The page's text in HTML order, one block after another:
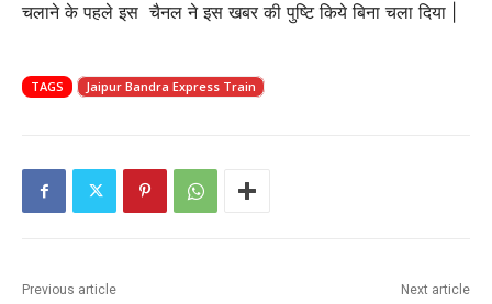
चलाने के पहले इस चैनल ने इस खबर की पुष्टि किये बिना चला दिया |
TAGS Jaipur Bandra Express Train
Previous article Next article